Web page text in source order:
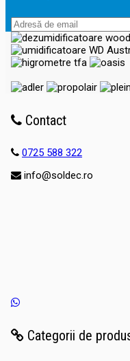
Contact
0725 588 322
info@soldec.ro
Categorii de